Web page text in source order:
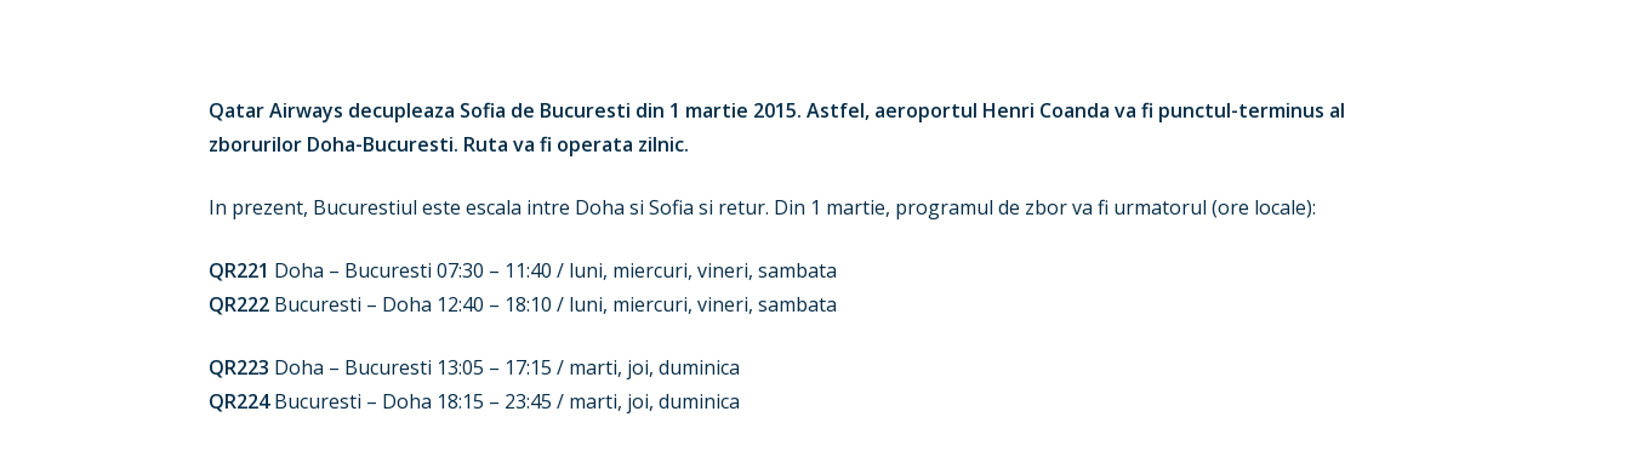
Qatar Airways decupleaza Sofia de Bucuresti din 1 martie 2015. Astfel, aeroportul Henri Coanda va fi punctul-terminus al
zborurilor Doha-Bucuresti. Ruta va fi operata zilnic.
In prezent, Bucurestiul este escala intre Doha si Sofia si retur. Din 1 martie, programul de zbor va fi urmatorul (ore locale):
QR221 Doha – Bucuresti 07:30 – 11:40 / luni, miercuri, vineri, sambata
QR222 Bucuresti – Doha 12:40 – 18:10 / luni, miercuri, vineri, sambata
QR223 Doha – Bucuresti 13:05 – 17:15 / marti, joi, duminica
QR224Bucuresti – Doha 18:15 – 23:45 / marti, joi, duminica